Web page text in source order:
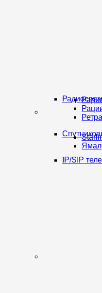
Ямал
IP/SIP